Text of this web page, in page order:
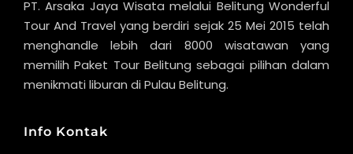
PT. Arsaka Jaya Wisata melalui Belitung Wonderful
Tour And Travel yang berdiri sejak 25 Mei 2015 telah
menghandle lebih dari 8000 wisatawan yang
memilih Paket Tour Belitung sebagai pilihan dalam
menikmati liburan di Pulau Belitung.
Info Kontak